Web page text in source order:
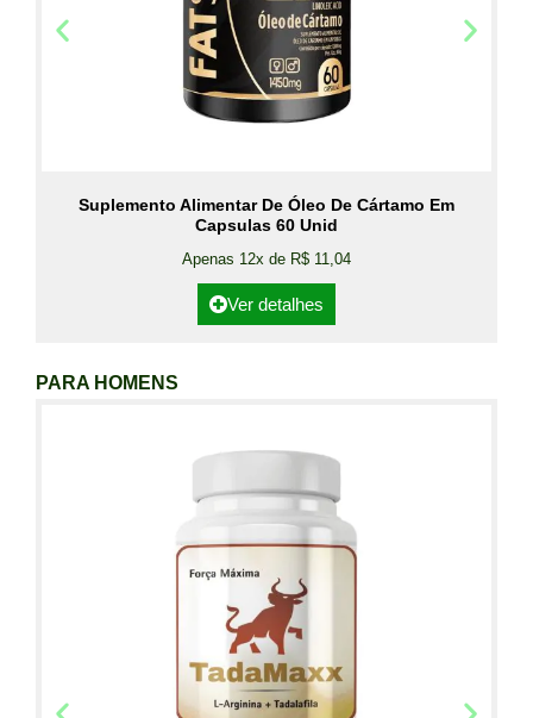
Suplemento Alimentar De Óleo De Cártamo Em
Capsulas 60 Unid
Apenas 12x de R$ 11,04
Ver detalhes
PARA HOMENS